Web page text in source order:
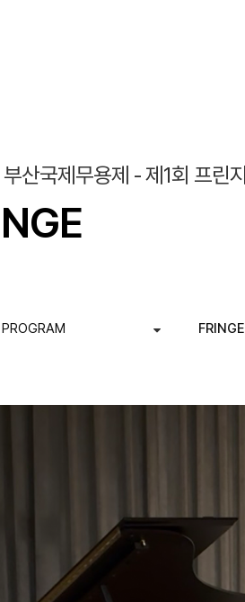
산국제무용제 - 제1회 프린지
PROGRAM FRINGE